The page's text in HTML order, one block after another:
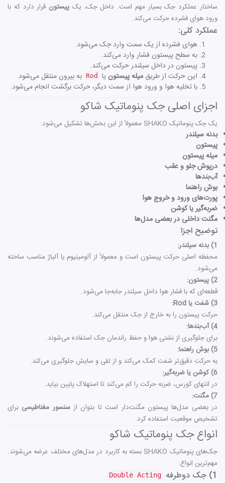
ساختار عملکرد جک بسیار مهم است. داخل جک، یک پیستون قرار دارد که با
ورود هوای فشرده حرکت می‌کند.
عملکرد کلی:
هوای فشرده از یک سمت وارد جک می‌شود.
به سطح پیستون فشار وارد می‌کند.
پیستون در داخل سیلندر حرکت می‌کند.
این حرکت از طریق میله پیستون یا Rod به بیرون منتقل می‌شود.
با تخلیه هوا و ورود هوا از سمت دیگر، حرکت برگشت انجام می‌شود.
اجزای اصلی جک پنوماتیک شاکو
یک جک پنوماتیک SHAKO معمولاً از این بخش‌ها تشکیل می‌شود:
بدنه سیلندر
پیستون
میله پیستون
درپوش جلو و عقب
آب‌بندها
بوش راهنما
پورت‌های ورود و خروج هوا
ضربه‌گیر یا کوشن
مگنت داخلی در بعضی مدل‌ها
توضیح اجزا
1) بدنه سیلندر:
محفظه اصلی حرکت پیستون است و معمولاً از آلومینیوم یا آلیاژ مناسب ساخته
می‌شود.
2) پیستون:
قطعه‌ای که با فشار هوا داخل سیلندر جابه‌جا می‌شود.
3) شفت یا Rod:
حرکت پیستون را به خارج از جک منتقل می‌کند.
4) آب‌بندها:
برای جلوگیری از نشتی هوا و حفظ راندمان جک استفاده می‌شوند.
5) بوش راهنما:
به حرکت دقیق‌تر شفت کمک می‌کند و از لقی و سایش جلوگیری می‌کند.
6) کوشن یا ضربه‌گیر:
در انتهای کورس، ضربه حرکت را کم می‌کند تا استهلاک پایین بیاید.
7) مگنت:
در بعضی مدل‌ها پیستون مگنت‌دار است تا بتوان ازسنسور مغناطیسی برای
تشخیص موقعیت استفاده کرد.
انواع جک پنوماتیک شاکو
جک‌های پنوماتیک SHAKO بسته به کاربرد در مدل‌های مختلف عرضه می‌شوند.
مهم‌ترین انواع:
1) جک دوطرفه Double Acting